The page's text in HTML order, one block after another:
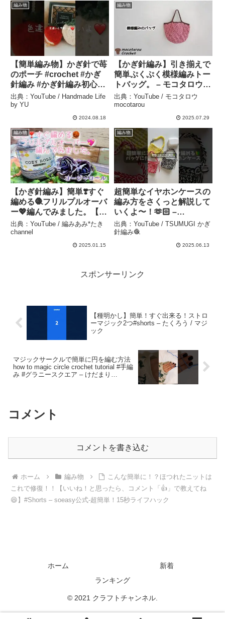
編み物
【簡単編み物】かぎ針で苺
のポーチ #crochet #かぎ
針編み #かぎ針編み初心者
#編み物 – Handmade Life
by YU
出典：YouTube / Handmade Life
by YU
2024.08.18
編み物
【かぎ針編み】引き揃えで
簡単ぷくぷく模様編みトー
トバッグ。 – モコタロウ
mocotarou
出典：YouTube / モコタロウ
mocotarou
2025.07.29
編み物
【かぎ針編み】簡単❣️すぐ
編める🧶フリルプルオーバ
ー💖編んでみました。【コ
ージーロール】 – 編みあみ
*たきchannel
出典：YouTube / 編みあみ*たき
channel
2025.01.15
編み物
超簡単なイヤホンケースの
編み方をさくっと解説して
いくよ〜！🫶🏻 –
TSUMUGI かぎ針編み🧶
出典：YouTube / TSUMUGI かぎ
針編み🧶
2025.06.13
スポンサーリンク
【種明かし】簡単！すぐ出来る！ストロ
ーマジック2つ#shorts – たくろう / マジ
ック
マジックサークルで簡単に円を編む方法
how to magic circle crochet tutorial #手編
み #グラニースクエア – けだまり
コメント
コメントを書き込む
ホーム 編み物
こんな簡単に！？ほつれたニットは
これで修復！！【いいね！と思ったら、コメント「👍」で教えてね
😆】#Shorts – soeasy公式-超簡単！15秒ライフハック
ホーム
新着
ランキング
© 2021 クラフトチャンネル.